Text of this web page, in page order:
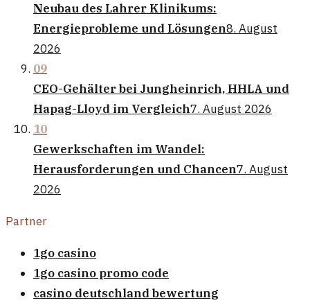
Neubau des Lahrer Klinikums:
Energieprobleme und Lösungen8. August
2026
09
CEO-Gehälter bei Jungheinrich, HHLA und
Hapag-Lloyd im Vergleich7. August 2026
10
Gewerkschaften im Wandel:
Herausforderungen und Chancen7. August
2026
Partner
1go casino
1go casino promo code
casino deutschland bewertung